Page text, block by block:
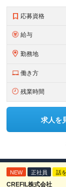
応募資格
給与
勤務地
働き方
残業時間
求人を
NEW 正社員 話
CREFIL株式会社